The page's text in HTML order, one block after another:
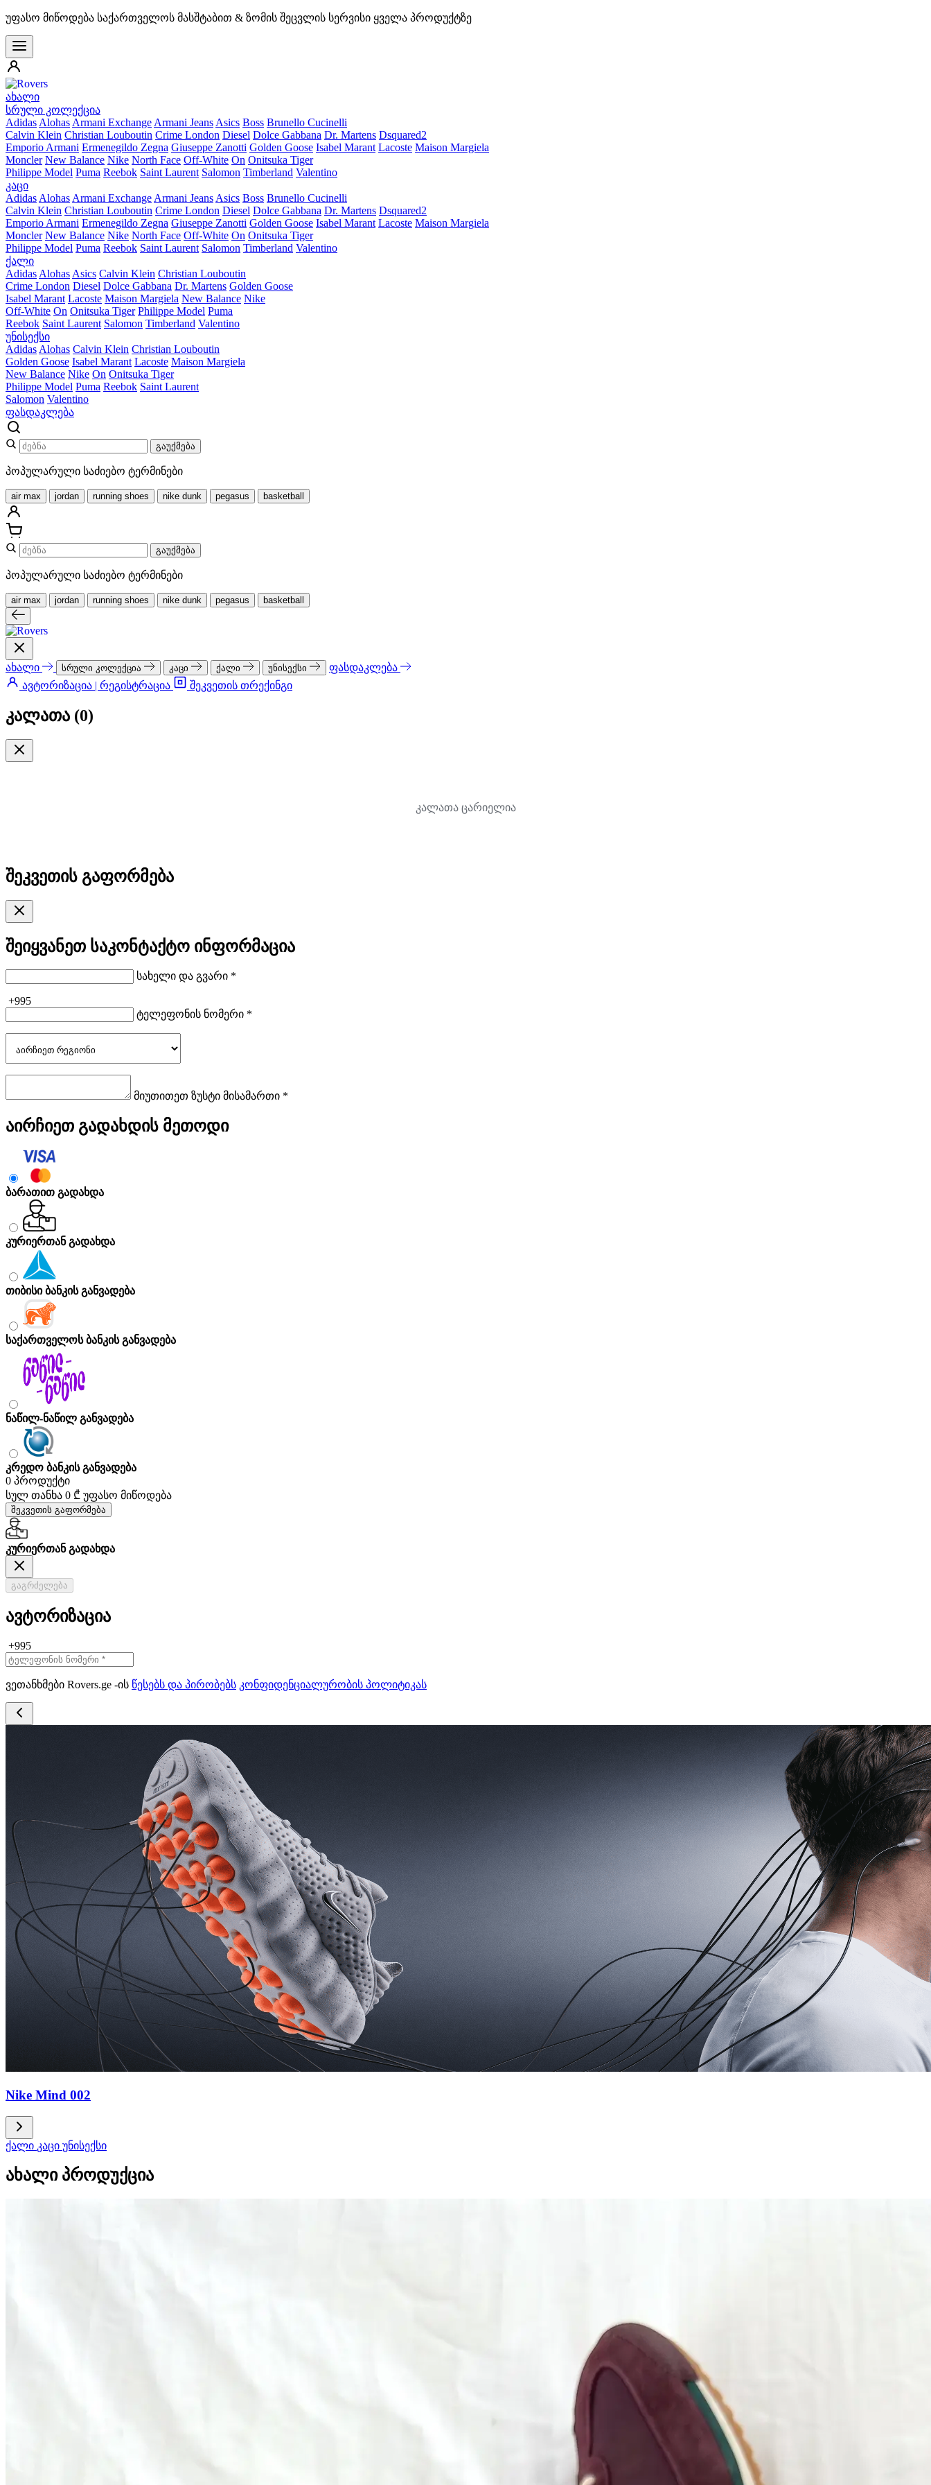
უფასო მიწოდება საქართველოს მასშტაბით & ზომის შეცვლის სერვისი ყველა პროდუქტზე
ახალი
სრული კოლექცია
Adidas Alohas Armani Exchange Armani Jeans Asics Boss Brunello Cucinelli
Calvin Klein Christian Louboutin Crime London Diesel Dolce Gabbana Dr. Martens Dsquared2
Emporio Armani Ermenegildo Zegna Giuseppe Zanotti Golden Goose Isabel Marant Lacoste Maison Margiela
Moncler New Balance Nike North Face Off-White On Onitsuka Tiger
Philippe Model Puma Reebok Saint Laurent Salomon Timberland Valentino
კაცი
Adidas Alohas Armani Exchange Armani Jeans Asics Boss Brunello Cucinelli
Calvin Klein Christian Louboutin Crime London Diesel Dolce Gabbana Dr. Martens Dsquared2
Emporio Armani Ermenegildo Zegna Giuseppe Zanotti Golden Goose Isabel Marant Lacoste Maison Margiela
Moncler New Balance Nike North Face Off-White On Onitsuka Tiger
Philippe Model Puma Reebok Saint Laurent Salomon Timberland Valentino
ქალი
Adidas Alohas Asics Calvin Klein Christian Louboutin
Crime London Diesel Dolce Gabbana Dr. Martens Golden Goose
Isabel Marant Lacoste Maison Margiela New Balance Nike
Off-White On Onitsuka Tiger Philippe Model Puma
Reebok Saint Laurent Salomon Timberland Valentino
უნისექსი
Adidas Alohas Calvin Klein Christian Louboutin
Golden Goose Isabel Marant Lacoste Maison Margiela
New Balance Nike On Onitsuka Tiger
Philippe Model Puma Reebok Saint Laurent
Salomon Valentino
ფასდაკლება
გაუქმება
პოპულარული საძიებო ტერმინები
air max jordan running shoes nike dunk pegasus basketball
გაუქმება
პოპულარული საძიებო ტერმინები
air max jordan running shoes nike dunk pegasus basketball
ახალი სრული კოლექცია კაცი ქალი უნისექსი
ფასდაკლება
ავტორიზაცია | რეგისტრაცია
შეკვეთის თრექინგი
კალათა (0)
კალათა ცარიელია
შეკვეთის გაფორმება
შეიყვანეთ საკონტაქტო ინფორმაცია
სახელი და გვარი *
+995
ტელეფონის ნომერი *
მიუთითეთ ზუსტი მისამართი *
აირჩიეთ გადახდის მეთოდი
ბარათით გადახდა
კურიერთან გადახდა
თიბისი ბანკის განვადება
საქართველოს ბანკის განვადება
ნაწილ-ნაწილ განვადება
კრედო ბანკის განვადება
0 პროდუქტი
სულ თანხა 0 ₾ უფასო მიწოდება
შეკვეთის გაფორმება
კურიერთან გადახდა
გაგრძელება
ავტორიზაცია
+995
ვეთანხმები Rovers.ge -ის წესებს და პირობებს კონფიდენციალურობის პოლიტიკას
Nike Mind 002
ქალი კაცი უნისექსი
ახალი პროდუქცია